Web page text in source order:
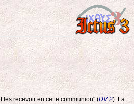
les recevoir en cette communion" (DV 2). La